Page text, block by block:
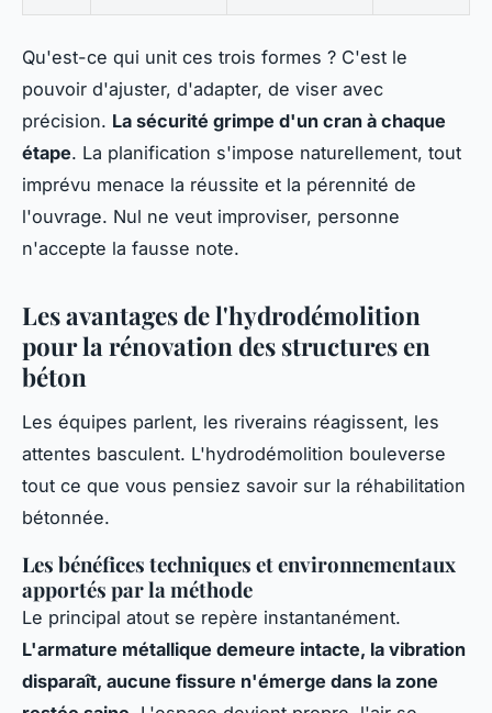
Qu'est-ce qui unit ces trois formes ? C'est le
pouvoir d'ajuster, d'adapter, de viser avec
précision. La sécurité grimpe d'un cran à chaque
étape. La planification s'impose naturellement, tout
imprévu menace la réussite et la pérennité de
l'ouvrage. Nul ne veut improviser, personne
n'accepte la fausse note.
Les avantages de l'hydrodémolition
pour la rénovation des structures en
béton
Les équipes parlent, les riverains réagissent, les
attentes basculent. L'hydrodémolition bouleverse
tout ce que vous pensiez savoir sur la réhabilitation
bétonnée.
Les bénéfices techniques et environnementaux
apportés par la méthode
Le principal atout se repère instantanément.
L'armature métallique demeure intacte, la vibration
disparaît, aucune fissure n'émerge dans la zone